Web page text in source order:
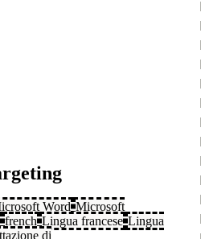
Word Microsoft
french Lingua francese Lingua
di